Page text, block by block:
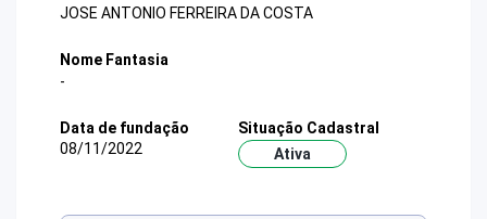
JOSE ANTONIO FERREIRA DA COSTA
Nome Fantasia
-
Data de fundação
08/11/2022
Situação Cadastral
Ativa